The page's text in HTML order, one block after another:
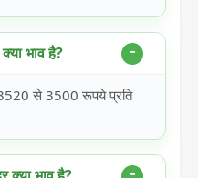
भाव है?
से 3500 रूपये प्रति